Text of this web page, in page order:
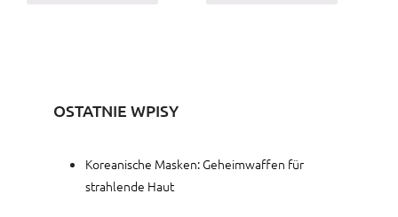
OSTATNIE WPISY
Koreanische Masken: Geheimwaffen für
strahlende Haut